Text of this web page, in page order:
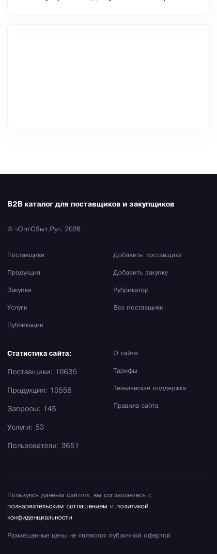
B2B каталог для поставщиков и закупщиков
© «ОптСбыт.Ру», 2026
Поставщики
Продукция
Закупки
Услуги
Публикации
Добавить поставщика
Добавить закупку
Рубрикатор
Все поставщики
О сайте
Тарифы
Техническая поддержка
Правила сайта
Статистика сайта:
Поставщики: 10635
Продукция: 10556
Запросы: 145
Услуги: 53
Пользователи: 3651
Пользуясь данным сайтом, вы соглашаетесь с
пользовательским соглашением и политикой
конфиденциальности
Размещенные цены не являются публичной офертой